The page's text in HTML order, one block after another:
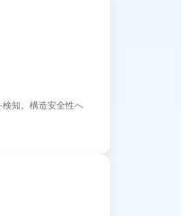
知。構造安全性へ